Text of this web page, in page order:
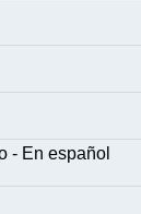
- En español